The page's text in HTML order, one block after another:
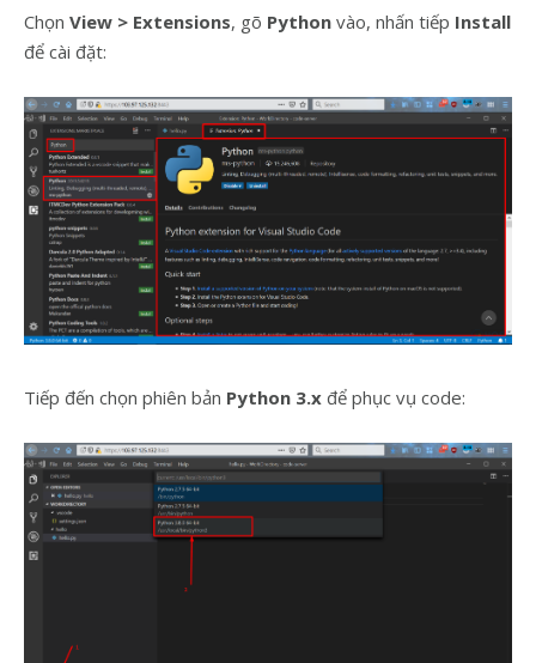
Chọn View > Extensions, gõ Python vào, nhấn tiếp Install
để cài đặt:
Tiếp đến chọn phiên bản Python 3.x để phục vụ code: